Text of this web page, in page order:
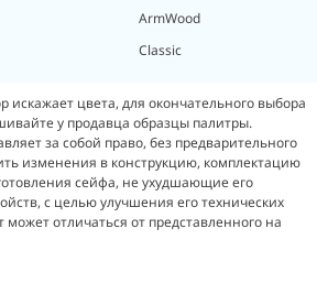
ArmWood
Classic
искажает цвета, для окончательного выбора
у продавца образцы палитры.
за собой право, без предварительного
изменения в конструкцию, комплектацию
сейфа, не ухудшающие его
с целью улучшения его технических
может отличаться от представленного на